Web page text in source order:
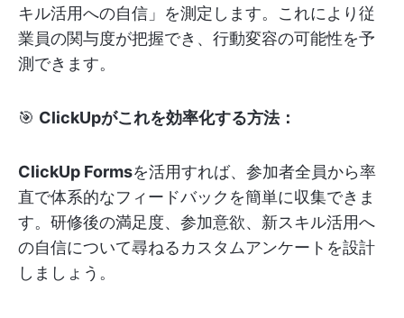
キル活用への自信」を測定します。これにより従
業員の関与度が把握でき、行動変容の可能性を予
測できます。
🎯 ClickUpがこれを効率化する方法：
ClickUp Formsを活用すれば、参加者全員から率
直で体系的なフィードバックを簡単に収集できま
す。研修後の満足度、参加意欲、新スキル活用へ
の自信について尋ねるカスタムアンケートを設計
しましょう。